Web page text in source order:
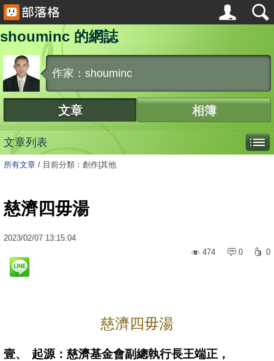
shouminc 的網誌
作家：shouminc
文章 相簿
文章列表
所有文章 / 目前分類：創作|其他
慈濟四毋湯
2023/02/07 13:15:04
474
0 0
慈濟四毋湯
壹、 起源：慈濟基金會副總執行長王端正，